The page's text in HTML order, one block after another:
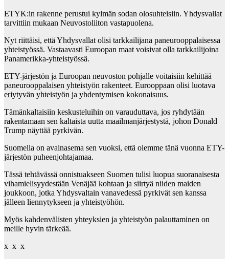
ETYK:in rakenne perustui kylmän sodan olosuhteisiin. Yhdysvallat
tarvittiin mukaan Neuvostoliiton vastapuolena.
Nyt riittäisi, että Yhdysvallat olisi tarkkailijana paneurooppalaisessa
yhteistyössä. Vastaavasti Euroopan maat voisivat olla tarkkailijoina
Panamerikka-yhteistyössä.
ETY-järjestön ja Euroopan neuvoston pohjalle voitaisiin kehittää
paneurooppalaisen yhteistyön rakenteet. Eurooppaan olisi luotava
eriytyvän yhteistyön ja yhdentymisen kokonaisuus.
Tämänkaltaisiin keskusteluihin on varauduttava, jos ryhdytään
rakentamaan sen kaltaista uutta maailmanjärjestystä, johon Donald
Trump näyttää pyrkivän.
Suomella on avainasema sen vuoksi, että olemme tänä vuonna ETY-
järjestön puheenjohtajamaa.
Tässä tehtävässä onnistuakseen Suomen tulisi luopua suoranaisesta
vihamielisyydestään Venäjää kohtaan ja siirtyä niiden maiden
joukkoon, jotka Yhdysvaltain vanavedessä pyrkivät sen kanssa
jälleen liennytykseen ja yhteistyöhön.
Myös kahdenvälisten yhteyksien ja yhteistyön palauttaminen on
meille hyvin tärkeää.
x x x